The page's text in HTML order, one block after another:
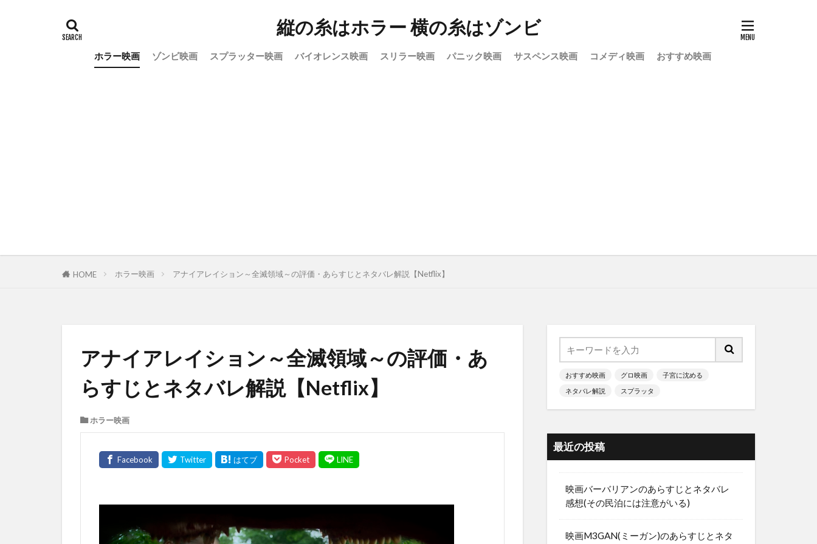
縦の糸はホラー 横の糸はゾンビ
ホラー映画 ゾンビ映画 スプラッター映画 バイオレンス映画 スリラー映画 パニック映画 サスペンス映画 コメディ映画 おすすめ映画
HOME ホラー映画 アナイアレイション～全滅領域～の評価・あらすじとネタバレ解説【Netflix】
アナイアレイション～全滅領域～の評価・あ
らすじとネタバレ解説【Netflix】
ホラー映画
おすすめ映画 グロ映画
子宮に沈める
ネタバレ解説
スプラッタ
最近の投稿
映画バーバリアンのあらすじとネタバレ
感想(その民泊には注意がいる)
映画M3GAN(ミーガン)のあらすじとネタ